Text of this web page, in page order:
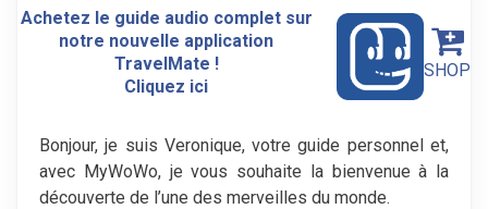
Achetez le guide audio complet sur
notre nouvelle application
TravelMate !
Cliquez ici
SHOP
Bonjour, je suis Veronique, votre guide personnel et,
avec MyWoWo, je vous souhaite la bienvenue à la
découverte de l’une des merveilles du monde.